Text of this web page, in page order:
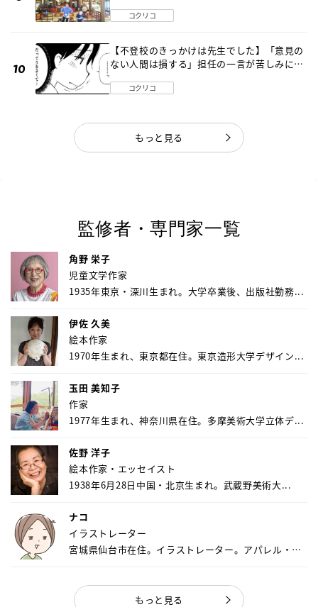
コクリコ
【不登校のきっかけは先生でした】「意見の
ない人間は損する」担任の一言が苦しみに…
コクリコ
もっと見る
監修者・専門家一覧
角野 栄子
児童文学作家
1935年東京・深川生まれ。大学卒業後、出版社勤務...
伊佐 久美
絵本作家
1970年生まれ、東京都在住。東京造形大学デザイン...
玉田 美知子
作家
1977年生まれ、神奈川県在住。多摩美術大学立体デ...
佐野 洋子
絵本作家・エッセイスト
1938年6月28日中国・北京生まれ。武蔵野美術大...
ナコ
イラストレーター
宮城県仙台市在住。イラストレーター。アパレル・キ
もっと見る